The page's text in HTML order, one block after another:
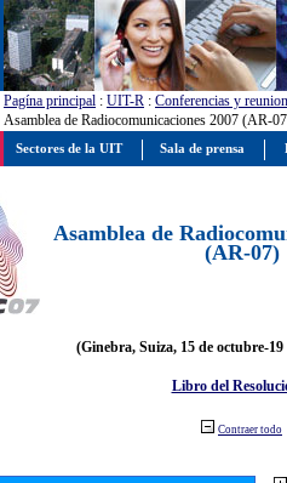
Pagína principal : UIT-R : Conferencias y
Asamblea de Radiocomunicaciones 2007 (AR-
Asamblea de
(AR-07)
(Ginebra, Suiza, 15 de octubre-19
Libro del
Contraer todo
Sectores de la UIT Sala de prensa